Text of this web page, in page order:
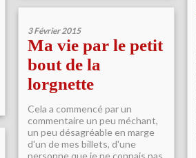
3 Février 2015
Ma vie par le petit
bout de la
lorgnette
Cela a commencé par un
commentaire un peu méchant,
un peu désagréable en marge
d'un de mes billets, d'une
personne que je ne connais pas,